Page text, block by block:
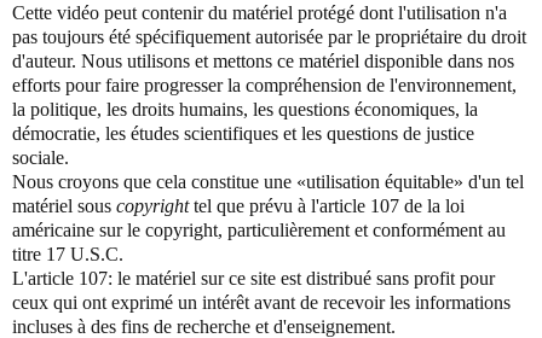
Cette vidéo peut contenir du matériel protégé dont l'utilisation n'a
pas toujours été spécifiquement autorisée par le propriétaire du droit
d'auteur. Nous utilisons et mettons ce matériel disponible dans nos
efforts pour faire progresser la compréhension de l'environnement,
la politique, les droits humains, les questions économiques, la
démocratie, les études scientifiques et les questions de justice
sociale.
Nous croyons que cela constitue une «utilisation équitable» d'un tel
matériel sous copyrighttel que prévu à l'article 107 de la loi
américaine sur le copyright, particulièrement et conformément au
titre 17 U.S.C.
L'article 107: le matériel sur ce site est distribué sans profit pour
ceux qui ont exprimé un intérêt avant de recevoir les informations
incluses à des fins de recherche et d'enseignement.